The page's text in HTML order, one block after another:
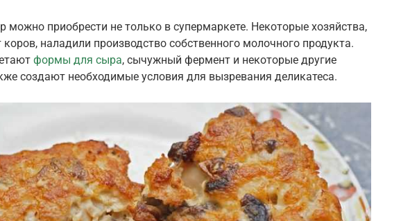
можно приобрести не только в супермаркете. Некоторые хозяйства,
наладили производство собственного молочного продукта.
формы для сыра, сычужный фермент и некоторые другие
создают необходимые условия для вызревания деликатеса.